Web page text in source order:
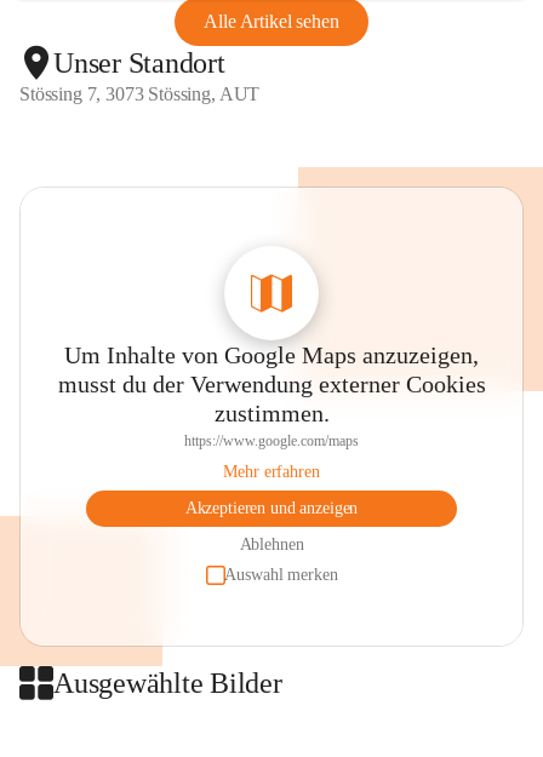
Alle Artikel sehen
Unser Standort
Stössing 7, 3073 Stössing, AUT
Um Inhalte von Google Maps anzuzeigen,
musst du der Verwendung externer Cookies
zustimmen.
https://www.google.com/maps
Mehr erfahren
Akzeptieren und anzeigen
Ablehnen
Auswahl merken
Ausgewählte Bilder